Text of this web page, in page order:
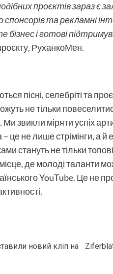
проєктів зараз є
та рекламні
і готові
РуханкоМен.
пісні, селебріті та
не тільки
Ми звикли міряти успіх
це не лише стрімінги, а й
стануть не тільки
де молоді таланти
YouTube. Це не
новий кліп на